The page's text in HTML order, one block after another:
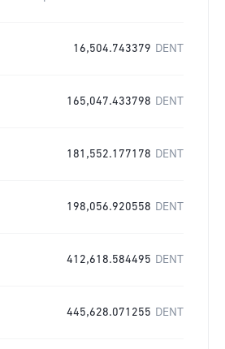
16,504.743379 DENT
165,047.433798 DENT
181,552.177178 DENT
198,056.920558 DENT
412,618.584495 DENT
445,628.071255 DENT